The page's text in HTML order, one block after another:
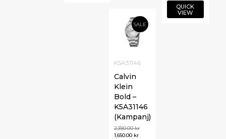
QUICK
VIEW
SALE
K5A31146
Calvin
Klein
Bold –
K5A31146
(Kampanj)
2,390.00kr
1,650.00 kr